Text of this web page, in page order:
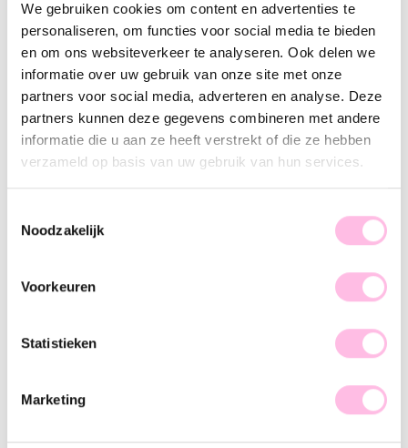
We gebruiken cookies om content en advertenties te
personaliseren, om functies voor social media te bieden
en om ons websiteverkeer te analyseren. Ook delen we
informatie over uw gebruik van onze site met onze
partners voor social media, adverteren en analyse. Deze
partners kunnen deze gegevens combineren met andere
informatie die u aan ze heeft verstrekt of die ze hebben
verzameld op basis van uw gebruik van hun services.
Noodzakelijk
Voorkeuren
Statistieken
Marketing
Never drop your phone again or search endlessly in your bag.
Our handmade beaded phone lanyards are not only a real
eye-catcher, but also super practical. Wear your phone on
your wrist and always have it within reach.
Each phone lanyard is handmade from cool beads and gives
your outfit just that little extra something.
attach the lanyard to any phone case. No hassle, no tools —